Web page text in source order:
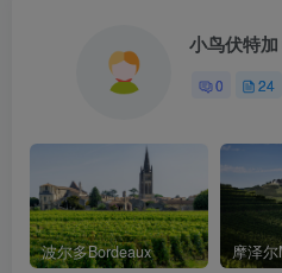
小鸟伏特加
0 24
波尔多Bordeaux 摩泽